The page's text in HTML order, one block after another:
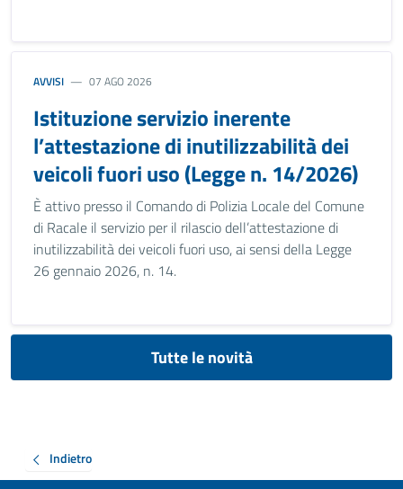
AVVISI 07 AGO 2026
Istituzione servizio inerente
l’attestazione di inutilizzabilità dei
veicoli fuori uso (Legge n. 14/2026)
È attivo presso il Comando di Polizia Locale del Comune
di Racale il servizio per il rilascio dell’attestazione di
inutilizzabilità dei veicoli fuori uso, ai sensi della Legge
26 gennaio 2026, n. 14.
Tutte le novità
Indietro